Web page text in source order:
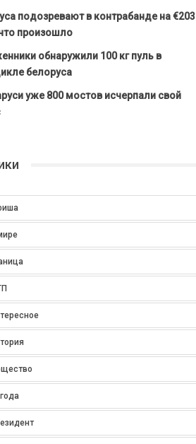
подозревают в контрабанде на €203
произошло
обнаружили 100 кг пуль в
белоруса
уже 800 мостов исчерпали свой